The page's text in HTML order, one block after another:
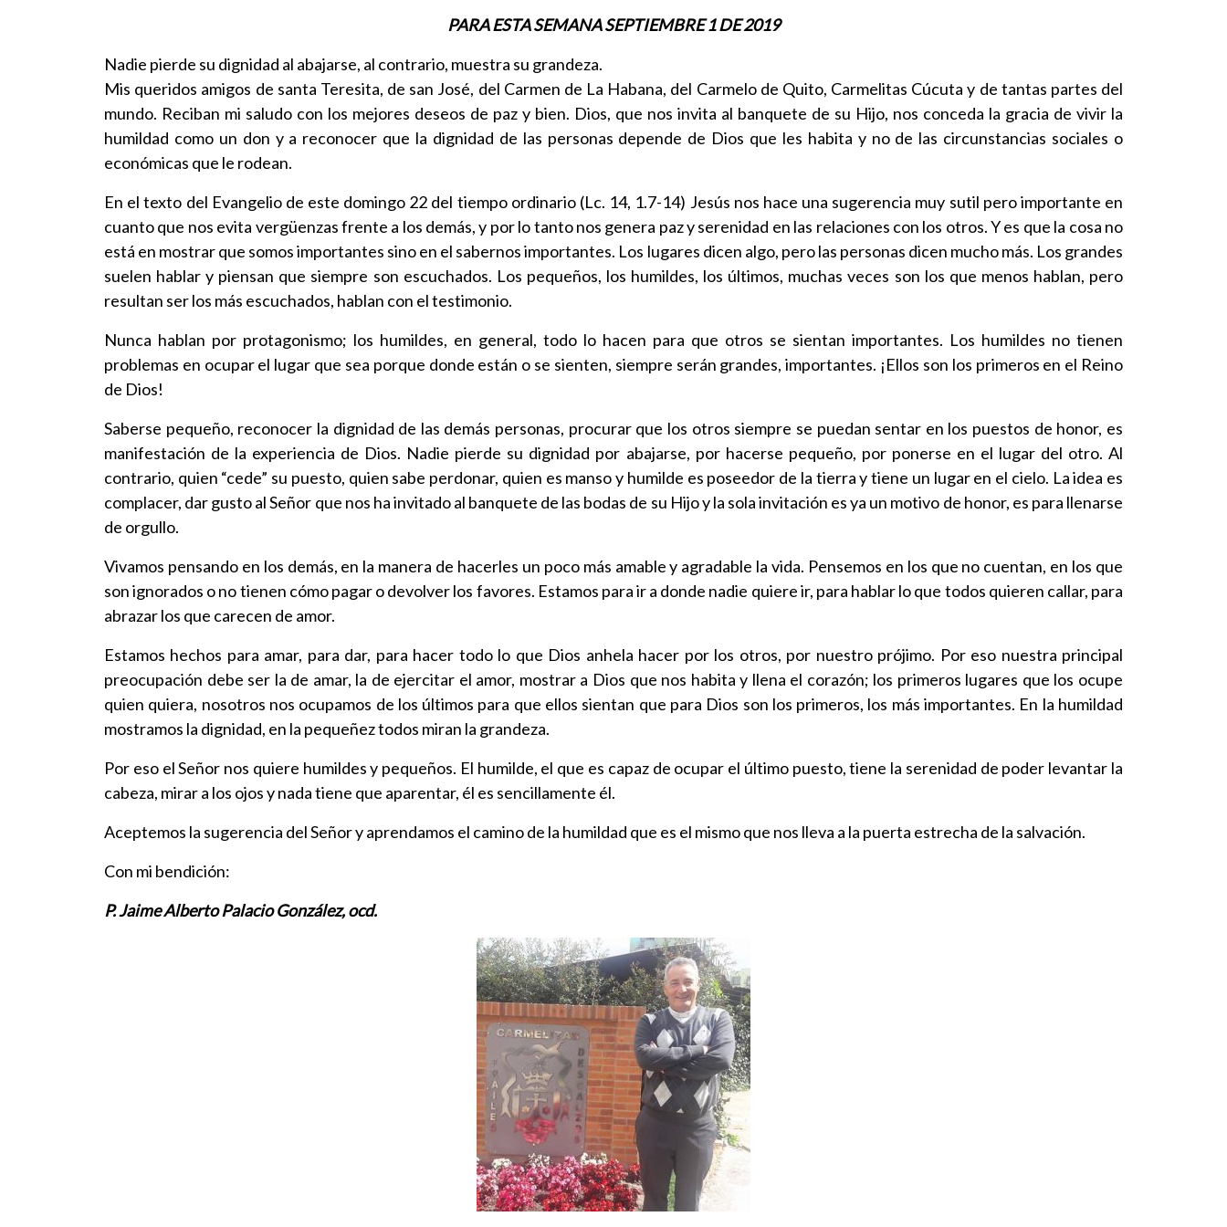
PARA ESTA SEMANA SEPTIEMBRE 1 DE 2019
Nadie pierde su dignidad al abajarse, al contrario, muestra su grandeza.
Mis queridos amigos de santa Teresita, de san José, del Carmen de La Habana, del Carmelo de Quito, Carmelitas Cúcuta y de tantas partes del
mundo. Reciban mi saludo con los mejores deseos de paz y bien. Dios, que nos invita al banquete de su Hijo, nos conceda la gracia de vivir la
humildad como un don y a reconocer que la dignidad de las personas depende de Dios que les habita y no de las circunstancias sociales o
económicas que le rodean.
En el texto del Evangelio de este domingo 22 del tiempo ordinario (Lc. 14, 1.7-14) Jesús nos hace una sugerencia muy sutil pero importante en
cuanto que nos evita vergüenzas frente a los demás, y por lo tanto nos genera paz y serenidad en las relaciones con los otros. Y es que la cosa no
está en mostrar que somos importantes sino en el sabernos importantes. Los lugares dicen algo, pero las personas dicen mucho más. Los grandes
suelen hablar y piensan que siempre son escuchados. Los pequeños, los humildes, los últimos, muchas veces son los que menos hablan, pero
resultan ser los más escuchados, hablan con el testimonio.
Nunca hablan por protagonismo; los humildes, en general, todo lo hacen para que otros se sientan importantes. Los humildes no tienen
problemas en ocupar el lugar que sea porque donde están o se sienten, siempre serán grandes, importantes. ¡Ellos son los primeros en el Reino
de Dios!
Saberse pequeño, reconocer la dignidad de las demás personas, procurar que los otros siempre se puedan sentar en los puestos de honor, es
manifestación de la experiencia de Dios. Nadie pierde su dignidad por abajarse, por hacerse pequeño, por ponerse en el lugar del otro. Al
contrario, quien “cede” su puesto, quien sabe perdonar, quien es manso y humilde es poseedor de la tierra y tiene un lugar en el cielo. La idea es
complacer, dar gusto al Señor que nos ha invitado al banquete de las bodas de su Hijo y la sola invitación es ya un motivo de honor, es para llenarse
de orgullo.
Vivamos pensando en los demás, en la manera de hacerles un poco más amable y agradable la vida. Pensemos en los que no cuentan, en los que
son ignorados o no tienen cómo pagar o devolver los favores. Estamos para ir a donde nadie quiere ir, para hablar lo que todos quieren callar, para
abrazar los que carecen de amor.
Estamos hechos para amar, para dar, para hacer todo lo que Dios anhela hacer por los otros, por nuestro prójimo. Por eso nuestra principal
preocupación debe ser la de amar, la de ejercitar el amor, mostrar a Dios que nos habita y llena el corazón; los primeros lugares que los ocupe
quien quiera, nosotros nos ocupamos de los últimos para que ellos sientan que para Dios son los primeros, los más importantes. En la humildad
mostramos la dignidad, en la pequeñez todos miran la grandeza.
Por eso el Señor nos quiere humildes y pequeños. El humilde, el que es capaz de ocupar el último puesto, tiene la serenidad de poder levantar la
cabeza, mirar a los ojos y nada tiene que aparentar, él es sencillamente él.
Aceptemos la sugerencia del Señor y aprendamos el camino de la humildad que es el mismo que nos lleva a la puerta estrecha de la salvación.
Con mi bendición:
P. Jaime Alberto Palacio González, ocd.